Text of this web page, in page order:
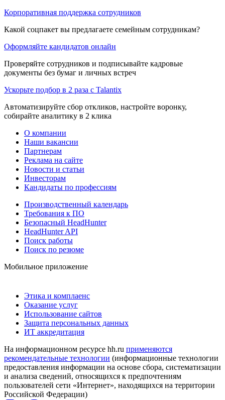
Корпоративная поддержка сотрудников
Какой соцпакет вы предлагаете семейным сотрудникам?
Оформляйте кандидатов онлайн
Проверяйте сотрудников и подписывайте кадровые
документы без бумаг и личных встреч
Ускорьте подбор в 2 раза с Talantix
Автоматизируйте сбор откликов, настройте воронку,
собирайте аналитику в 2 клика
О компании
Наши вакансии
Партнерам
Реклама на сайте
Новости и статьи
Инвесторам
Кандидаты по профессиям
Производственный календарь
Требования к ПО
Безопасный HeadHunter
HeadHunter API
Поиск работы
Поиск по резюме
Мобильное приложение
Этика и комплаенс
Оказание услуг
Использование сайтов
Защита персональных данных
ИТ аккредитация
На информационном ресурсе hh.ru применяются
рекомендательные технологии (информационные технологии
предоставления информации на основе сбора, систематизации
и анализа сведений, относящихся к предпочтениям
пользователей сети «Интернет», находящихся на территории
Российской Федерации)